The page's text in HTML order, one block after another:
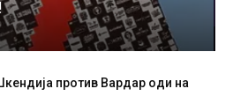
против Вардар оди на